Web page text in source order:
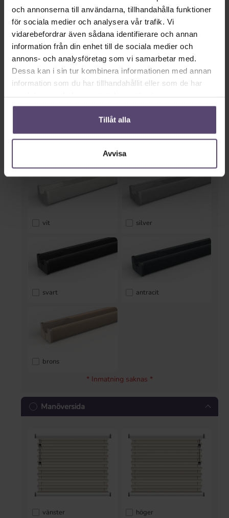
och annonserna till användarna, tillhandahålla funktioner
för sociala medier och analysera vår trafik. Vi
vidarebefordrar även sådana identifierare och annan
information från din enhet till de sociala medier och
annons- och analysföretag som vi samarbetar med.
Dessa kan i sin tur kombinera informationen med annan
information som du har tillhandahållit eller som de har
Tillåt alla
Avvisa
Framför fönsternischen
* Inmatning saknas *
vit silver
svart antracit
brons
* Inmatning saknas *
Manöversida
vänster höger